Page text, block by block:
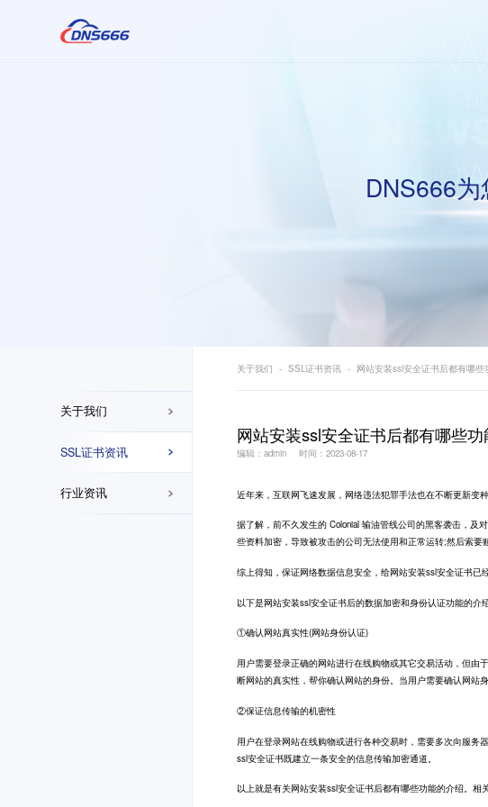
DNS666为
关于我们
SSL证书资讯
行业资讯
关于我们 SSL证书资讯 网站安装ssl安全证书后都有哪些
网站安装ssl安全证书后都有哪些功
编辑：admin 时间：2023-08-17
近年来，互联网飞速发展，网络违法犯罪手法也在不断更新变
据了解，前不久发生的 Colonial 输油管线公司的黑客袭击，
些资料加密，导致被攻击的公司无法使用和正常运转;然后索要赎
综上得知，保证网络数据信息安全，给网站安装ssl安全证书
以下是网站安装ssl安全证书后的数据加密和身份认证功能的介
①确认网站真实性(网站身份认证)
用户需要登录正确的网站进行在线购物或其它交易活动，但
断网站的真实性，帮你确认网站的身份。当用户需要确认网站
②保证信息传输的机密性
用户在登录网站在线购物或进行各种交易时，需要多次向服务
ssl安全证书既建立一条安全的信息传输加密通道。
以上就是有关网站安装ssl安全证书后都有哪些功能的介绍。